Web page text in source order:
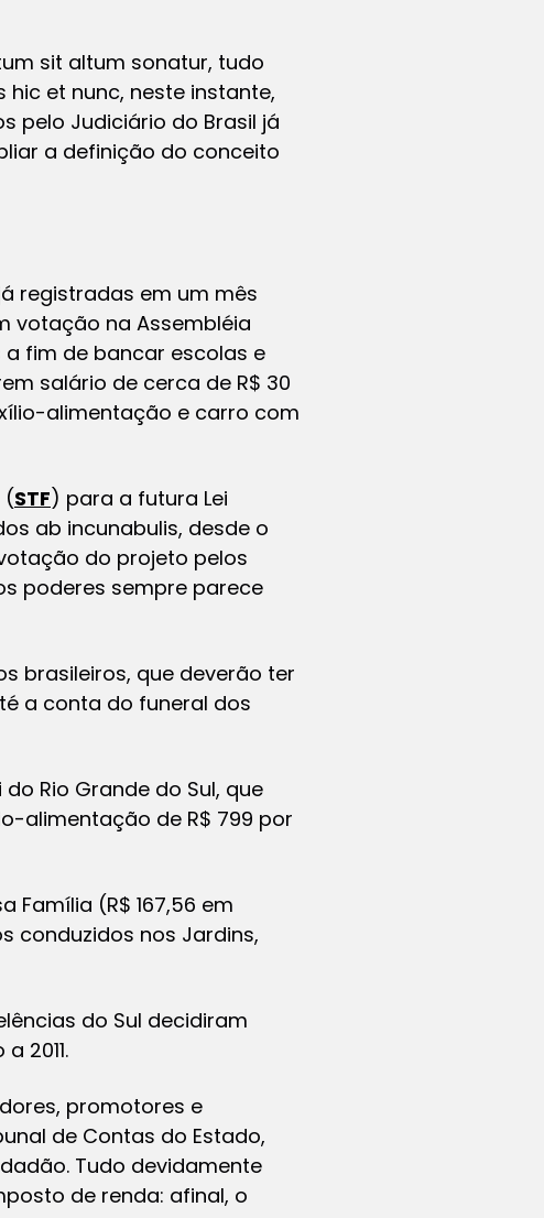
sit altum sonatur, tudo
et nunc, neste instante,
pelo Judiciário do Brasil já
a definição do conceito
registradas em um mês
votação na Assembléia
fim de bancar escolas e
salário de cerca de R$ 30
alimentação e carro com
(STF) para a futura Lei
ab incunabulis, desde o
do projeto pelos
poderes sempre parece
brasileiros, que deverão ter
a conta do funeral dos
Rio Grande do Sul, que
alimentação de R$ 799 por
(R$ 167,56 em
conduzidos nos Jardins,
do Sul decidiram
2011.
promotores e
de Contas do Estado,
Tudo devidamente
de renda: afinal, o